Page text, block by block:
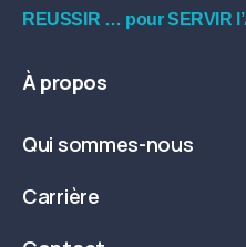
REUSSIR … pour SERVIR
À propos
Qui sommes-nous
Carrière